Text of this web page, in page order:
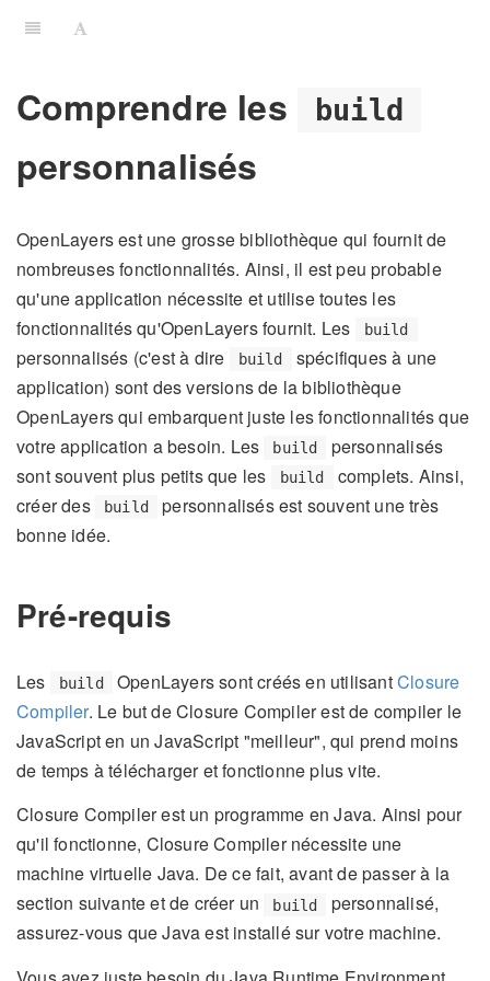
Comprendre les build
personnalisés
OpenLayers est une grosse bibliothèque qui fournit de
nombreuses fonctionnalités. Ainsi, il est peu probable
qu'une application nécessite et utilise toutes les
fonctionnalités qu'OpenLayers fournit. Les
build
personnalisés (c'est à dire build
spécifiques à une
application) sont des versions de la bibliothèque
OpenLayers qui embarquent juste les fonctionnalités que
votre application a besoin. Les
build
personnalisés
sont souvent plus petits que les
build
complets. Ainsi,
créer des
build
personnalisés est souvent une très
bonne idée.
Pré-requis
Les build OpenLayers sont créés en utilisantClosure
Compiler. Le but de Closure Compiler est de compiler le
JavaScript en un JavaScript "meilleur", qui prend moins
de temps à télécharger et fonctionne plus vite.
Closure Compiler est un programme en Java. Ainsi pour
qu'il fonctionne, Closure Compiler nécessite une
machine virtuelle Java. De ce fait, avant de passer à la
section suivante et de créer un
build
personnalisé,
assurez-vous que Java est installé sur votre machine.